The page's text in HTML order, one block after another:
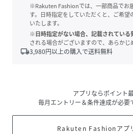
※Rakuten Fashionでは、一部商品でお
す。日時指定をしていただくと、ご希
いたします。
※日時指定がない場合、記載されている
される場合がございますので、あらかじ
local_shipping3,980円以上の購入で送料無料
アプリならポイント
毎月エントリー＆条件達成が必要
Rakuten Fashionアプ